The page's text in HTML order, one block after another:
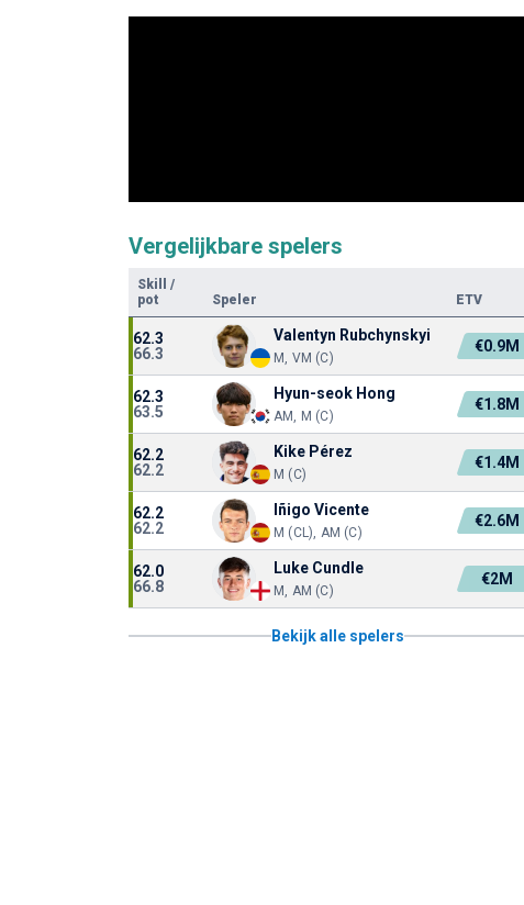
Vergelijkbare spelers
Skill
/
pot
Speler ETV
62.3
66.3
Valentyn Rubchynskyi
M, VM (C)
€0.9M
62.3
63.5
Hyun-seok Hong
AM, M (C)
€1.8M
62.2
62.2
Kike Pérez
M (C)
€1.4M
62.2
62.2
Iñigo Vicente
M (CL), AM (C)
€2.6M
62.0
66.8
Luke Cundle
M, AM (C)
€2M
Bekijk alle spelers